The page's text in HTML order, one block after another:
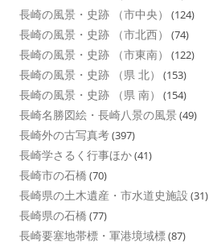
長崎の風景・史跡 （市中央） (124)
長崎の風景・史跡 （市北西） (74)
長崎の風景・史跡 （市東南） (122)
長崎の風景・史跡 （県 北） (153)
長崎の風景・史跡 （県 南） (154)
長崎名勝図絵・長崎八景の風景 (49)
長崎外の古写真考(397)
長崎学さるく行事ほか(41)
長崎市の石橋 (70)
長崎県の土木遺産・市水道史施設 (31)
長崎県の石橋 (77)
長崎要塞地帯標・軍港境域標(87)